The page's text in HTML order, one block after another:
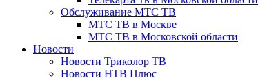
Обслуживание МТС ТВ
МТС ТВ в Москве
МТС ТВ в Московской области
Новости
Новости Триколор ТВ
Новости НТВ Плюс